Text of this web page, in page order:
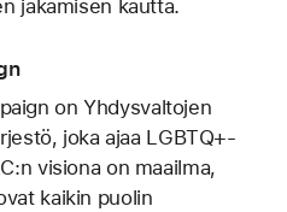
jakamisen kautta.
on Yhdysvaltojen
joka ajaa LGBTQ+-
visiona on maailma,
kaikin puolin